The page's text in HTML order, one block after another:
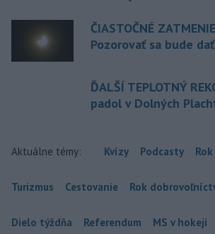
ČIASTOČNÉ
Pozorovať sa bude
ĎALŠÍ TEPLOTNÝ
padol v Dolných
Aktuálne témy: Kvízy Podcasty
Turizmus Cestovanie Rok
Dielo týždňa Referendum MS v hokeji